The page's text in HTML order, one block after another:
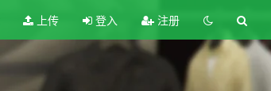
上传 登入 注册